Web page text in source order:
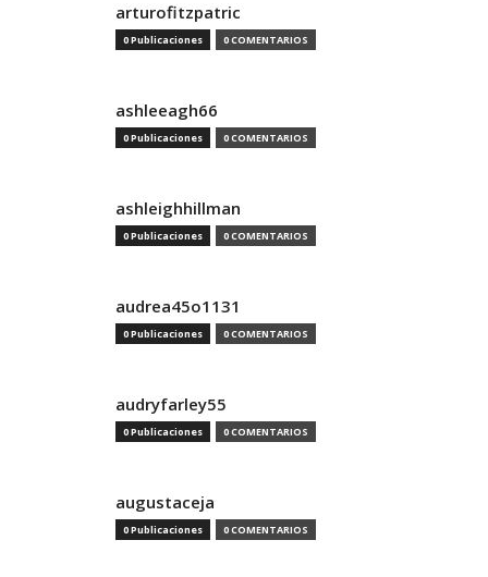
arturofitzpatric
0 Publicaciones 0 COMENTARIOS
ashleeagh66
0 Publicaciones 0 COMENTARIOS
ashleighhillman
0 Publicaciones 0 COMENTARIOS
audrea45o1131
0 Publicaciones 0 COMENTARIOS
audryfarley55
0 Publicaciones 0 COMENTARIOS
augustaceja
0 Publicaciones 0 COMENTARIOS